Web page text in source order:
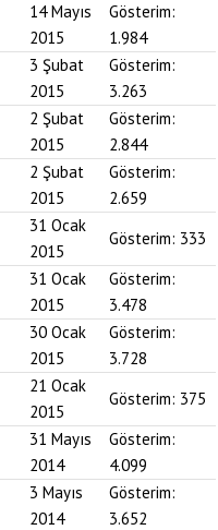
14 Mayıs
2015
Gösterim:
1.984
3 Şubat
2015
Gösterim:
3.263
2 Şubat
2015
Gösterim:
2.844
2 Şubat
2015
Gösterim:
2.659
31 Ocak
2015
Gösterim: 333
31 Ocak
2015
Gösterim:
3.478
30 Ocak
2015
Gösterim:
3.728
21 Ocak
2015
Gösterim: 375
31 Mayıs
2014
Gösterim:
4.099
3 Mayıs
2014
Gösterim:
3.652